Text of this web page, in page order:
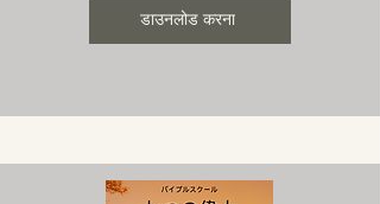
डाउनलोड करना